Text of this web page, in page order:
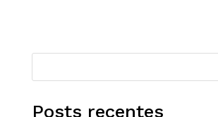
Posts recentes